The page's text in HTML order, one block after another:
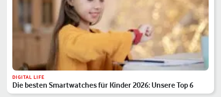
DIGITAL LIFE
Die besten Smartwatches für Kinder 2026: Unsere Top 6